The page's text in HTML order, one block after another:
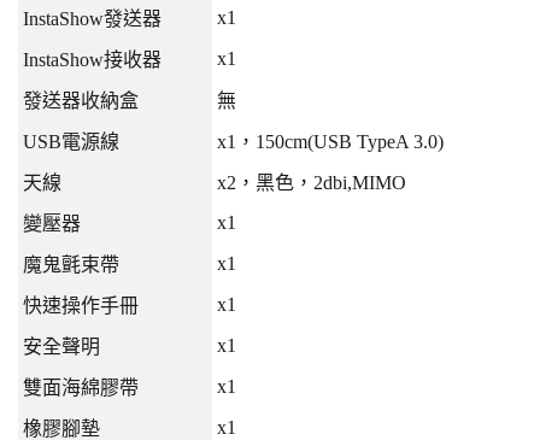
InstaShow發送器 x1
InstaShow接收器 x1
發送器收納盒
無
USB電源線 x1 ， 150cm(USB TypeA 3.0)
天線
x2 ，黑色， 2dbi,MIMO
變壓器
x1
魔鬼氈束帶 x1
快速操作手冊 x1
安全聲明 x1
雙面海綿膠帶 x1
橡膠腳墊 x1